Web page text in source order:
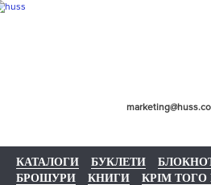
КАТАЛОГИ БУКЛЕТИ
БРОШУРИ
КНИГИ КРІМ